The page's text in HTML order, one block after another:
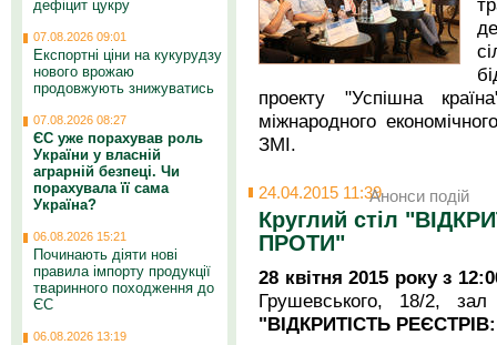
проекту "Успішна
міжнародного
ЗМІ.
24.04.2015 11:39Анонси подій
Круглий стіл
ПРОТИ"
28 квітня 2015 року з
Грушевського, 18/2,
"ВІДКРИТІСТЬ
дефіцит цукру
07.08.2026 09:01
Експортні ціни на кукурудзу
нового врожаю
продовжують знижуватись
07.08.2026 08:27
ЄС уже порахував роль
України у власній
аграрній безпеці. Чи
порахувала її сама
Україна?
06.08.2026 15:21
Починають діяти нові
правила імпорту продукції
тваринного походження до
ЄС
06.08.2026 13:19